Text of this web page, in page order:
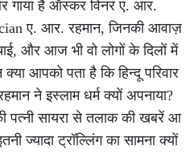
गाया है ऑस्कर विनर ए. आर.
ए. आर. रहमान, जिनकी आवाज़
और आज भी वो लोगों के दिलों में
आपको पता है कि हिन्दू परिवार
ने इस्लाम धर्म क्यों अपनाया?
पत्नी सायरा से तलाक की खबरें आ
ज्यादा ट्रॉल्लिंग का सामना क्यों